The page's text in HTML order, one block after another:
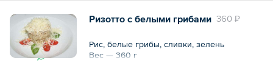
360 ₽
Ризотто с белыми грибами
Рис, белые грибы, сливки, зелень
Вес — 360 г